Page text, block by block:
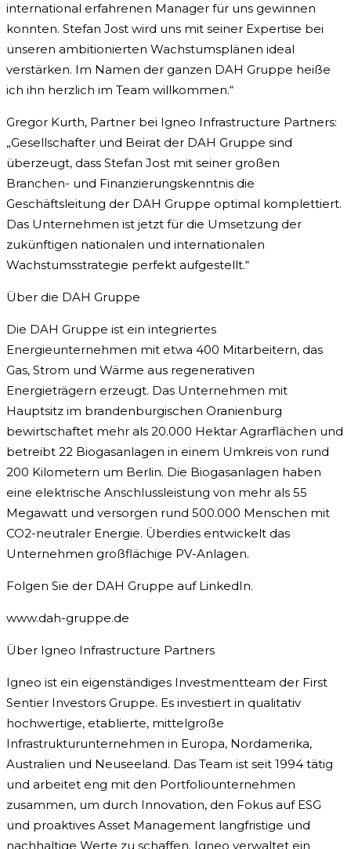
international erfahrenen Manager für uns gewinnen
konnten. Stefan Jost wird uns mit seiner Expertise bei
unseren ambitionierten Wachstumsplänen ideal
verstärken. Im Namen der ganzen DAH Gruppe heiße
ich ihn herzlich im Team willkommen.“
Gregor Kurth, Partner bei Igneo Infrastructure Partners:
„Gesellschafter und Beirat der DAH Gruppe sind
überzeugt, dass Stefan Jost mit seiner großen
Branchen- und Finanzierungskenntnis die
Geschäftsleitung der DAH Gruppe optimal komplettiert.
Das Unternehmen ist jetzt für die Umsetzung der
zukünftigen nationalen und internationalen
Wachstumsstrategie perfekt aufgestellt.“
Über die DAH Gruppe
Die DAH Gruppe ist ein integriertes
Energieunternehmen mit etwa 400 Mitarbeitern, das
Gas, Strom und Wärme aus regenerativen
Energieträgern erzeugt. Das Unternehmen mit
Hauptsitz im brandenburgischen Oranienburg
bewirtschaftet mehr als 20.000 Hektar Agrarflächen und
betreibt 22 Biogasanlagen in einem Umkreis von rund
200 Kilometern um Berlin. Die Biogasanlagen haben
eine elektrische Anschlussleistung von mehr als 55
Megawatt und versorgen rund 500.000 Menschen mit
CO2-neutraler Energie. Überdies entwickelt das
Unternehmen großflächige PV-Anlagen.
Folgen Sie der DAH Gruppe auf LinkedIn.
www.dah-gruppe.de
Über Igneo Infrastructure Partners
Igneo ist ein eigenständiges Investmentteam der First
Sentier Investors Gruppe. Es investiert in qualitativ
hochwertige, etablierte, mittelgroße
Infrastrukturunternehmen in Europa, Nordamerika,
Australien und Neuseeland. Das Team ist seit 1994 tätig
und arbeitet eng mit den Portfoliounternehmen
zusammen, um durch Innovation, den Fokus auf ESG
und proaktives Asset Management langfristige und
nachhaltige Werte zu schaffen. Igneo verwaltet ein